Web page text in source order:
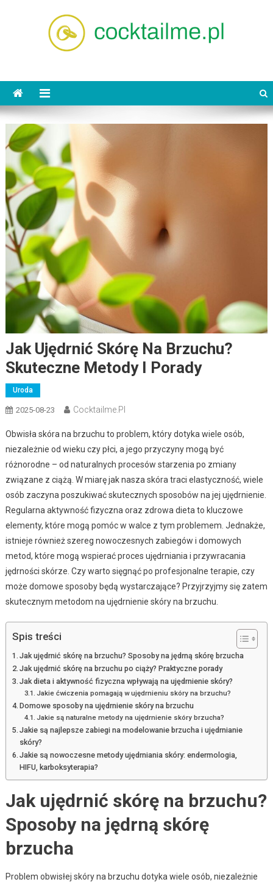
Jak Ujędrnić Skórę Na Brzuchu?
Skuteczne Metody I Porady
Uroda
2025-08-23 Cocktailme.pl
Obwisła skóra na brzuchu to problem, który dotyka wiele osób,
niezależnie od wieku czy płci, a jego przyczyny mogą być
różnorodne – od naturalnych procesów starzenia po zmiany
związane z ciążą. W miarę jak nasza skóra traci elastyczność, wiele
osób zaczyna poszukiwać skutecznych sposobów na jej ujędrnienie.
Regularna aktywność fizyczna oraz zdrowa dieta to kluczowe
elementy, które mogą pomóc w walce z tym problemem. Jednakże,
istnieje również szereg nowoczesnych zabiegów i domowych
metod, które mogą wspierać proces ujędrniania i przywracania
jędrności skórze. Czy warto sięgnąć po profesjonalne terapie, czy
może domowe sposoby będą wystarczające? Przyjrzyjmy się zatem
skutecznym metodom na ujędrnienie skóry na brzuchu.
Spis treści
Jak ujędrnić skórę na brzuchu? Sposoby na jędrną skórę brzucha
Jak ujędrnić skórę na brzuchu po ciąży? Praktyczne porady
Jak dieta i aktywność fizyczna wpływają na ujędrnienie skóry?
Jakie ćwiczenia pomagają w ujędrnieniu skóry na brzuchu?
Domowe sposoby na ujędrnienie skóry na brzuchu
Jakie są naturalne metody na ujędrnienie skóry brzucha?
Jakie są najlepsze zabiegi na modelowanie brzucha i ujędrnianie
skóry?
Jakie są nowoczesne metody ujędrniania skóry: endermologia,
HIFU, karboksyterapia?
Jak ujędrnić skórę na brzuchu?
Sposoby na jędrną skórę
brzucha
Problem obwisłej skóry na brzuchu dotyka wiele osób, niezależnie